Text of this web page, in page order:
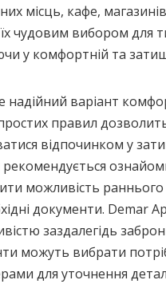
місць, кафе,
чудовим вибором для
у комфортній та
варіант
правил
відпочинком у
можливість раннього
документи. Demar
заздалегідь
можуть вибрати
для уточнення